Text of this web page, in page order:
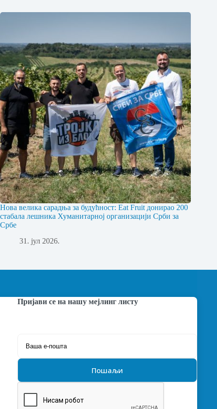
Нова велика сарадња за будућност: Eat Fruit донирао 200
стабала лешника Хуманитарној организацији Срби за
Србе
31. јул 2026.
Пријави се на нашу мејлинг листу